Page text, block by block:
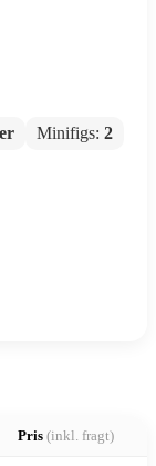
Minifigs: 2
Pris (inkl. fragt)